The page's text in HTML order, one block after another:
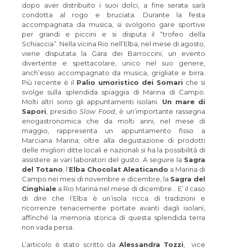
dopo aver distribuito i suoi dolci, a fine serata sarà
condotta al rogo e bruciata. Durante la festa
accompagnata da musica, si svolgono gare sportive
per grandi e piccini e si disputa il “trofeo della
Schiaccia”. Nella vicina Rio nell’Elba, nel mese di agosto,
viene disputata la Gara dei Barroccini, un evento
divertente e spettacolare, unico nel suo genere,
anch’esso accompagnato da musica, grigliate e birra.
Più recente è il Palio umoristico dei Somari che si
svolge sulla splendida spiaggia di Marina di Campo.
Molti altri sono gli appuntamenti isolani. Un mare di
Sapori , presidioSlow Food, è un’importante rassegna
enogastronomica che da molti anni, nel mese di
maggio, rappresenta un appuntamento fisso a
Marciana Marina; oltre alla degustazione di prodotti
delle migliori ditte locali e nazionali si ha la possibilità di
assistere ai vari laboratori del gusto. A seguire la Sagra
del Totano , l’Elba Chocolat Aleaticando a Marina di
Campo nei mesi di novembre e dicembre, la Sagra del
Cinghiale a Rio Marina nel mese di dicembre… E’ il caso
di dire che l’Elba è un’isola ricca di tradizioni e
ricorrenze tenacemente portate avanti dagli isolani,
affinché la memoria storica di questa splendida terra
non vada persa.
L’articolo è stato scritto da Alessandra Tozzi , vice